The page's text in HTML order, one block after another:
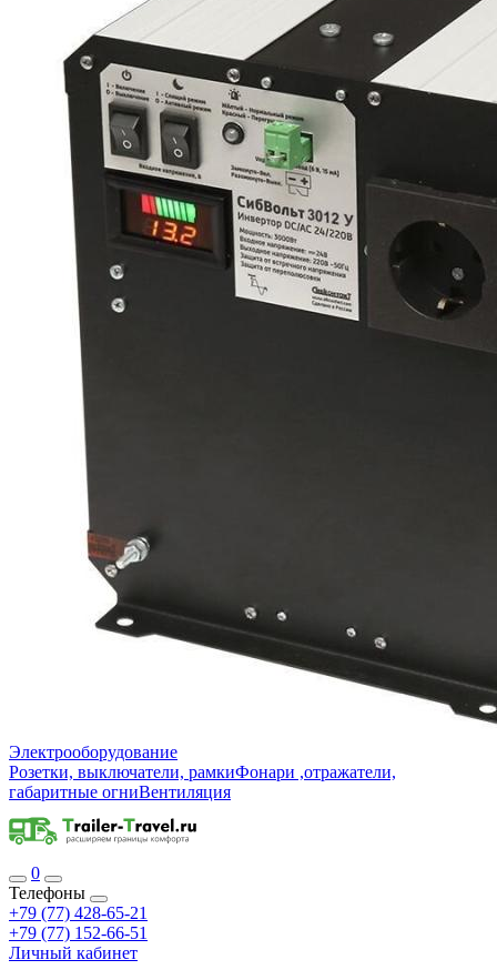
Электрооборудование
Розетки, выключатели, рамкиФонари ,отражатели,
габаритные огниВентиляция
0
Телефоны
+79 (77) 428-65-21
+79 (77) 152-66-51
Личный кабинет